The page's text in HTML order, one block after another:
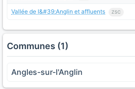
Vallée de l&#39;Anglin et affluents ZSC
Communes (1)
Angles-sur-l'Anglin